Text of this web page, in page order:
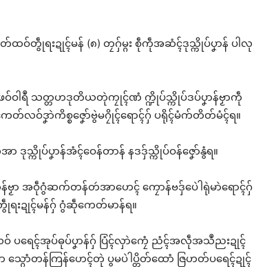
ဌာန်ပရိုၚ်ဗၠးၜးမန်
ပရိုၚ်လက္ကရဴအိုတ်
🏛 လညာတ်ပါ်ပဲါ
ညးဒါန်လိက်
ဗွဳဒဳယဵု
ကေတ်အဆက်
ဝ်တွဵုရးဍုၚ်မန် (၈) တၠဂှ်မ္ဂး စဵုကဵုအဆံၚ်ဒုသ္ကိုပ်ပၞာန် ပါလု
ဝါရဳ သတ္တဟဒုတိယတုဲကၠုၚ်ဏံ က္ဍိုပ်သ္ကိုပ်ဒပ်ပၞာန်ဗၟာကဵု
တ်လဝ်ဒၞာဲကိစ္စဇၞော်ဗွဲမဂၠိုၚ်ရောၚ်ဂှ် ပရိုၚ်မံက်တိတ်မံၚ်ရ။
ကိုပ်ပၞာန်အံၚ်ဝေန်တာန် နဒဒှ်သ္ကိုပ်ဝန်ဇၞော်နွံရ။
ာ အဝဵုဂွံဆက်တန်တဴအာဟေၚ် ကၠောန်ဗဒှ်ပေဲါရုဲမာဲရောၚ်ဂှ်
ဍုၚ်မန်ဂှ် ဂွံဆဵုကေတ်မာန်ရ။
ရေၚ်အုပ်ဓုပ်ပၞာန်ဂှ် ပြံၚ်လှာဲကၠေံ ညံၚ်အလဵုအသဳညးဍုၚ်
ဂောံတန်ကြန်ဟေၚ်တုဲ ပွမပဲါပ္တိတ်ထောံ ဇြဟတ်ပရေၚ်ဍုၚ်